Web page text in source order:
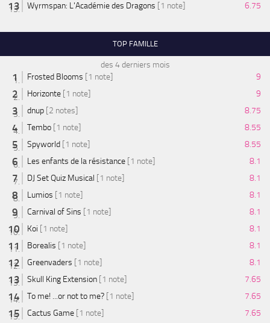
Wyrmspan: L'Académie des Dragons [1 note] 6.75
TOP FAMILLE
des 4 derniers mois
Frosted Blooms [1 note]
9
Horizonte [1 note]
9
dnup [2 notes]
8.75
Tembo [1 note]
8.55
Spyworld [1 note]
8.55
Les enfants de la résistance [1 note]
8.1
DJ Set Quiz Musical [1 note]
8.1
Lumios [1 note]
8.1
Carnival of Sins [1 note]
8.1
Koi [1 note]
8.1
Borealis [1 note]
8.1
Greenvaders [1 note]
8.1
Skull King Extension [1 note]
7.65
To me! ...or not to me? [1 note]
7.65
Cactus Game [1 note]
7.65